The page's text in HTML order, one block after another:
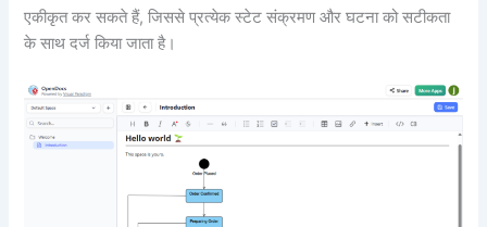
एकीकृत कर सकते हैं, जिससे प्रत्येक स्टेट संक्रमण और घटना को सटीकता
के साथ दर्ज किया जाता है।